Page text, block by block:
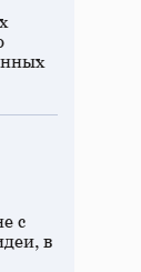
с
в